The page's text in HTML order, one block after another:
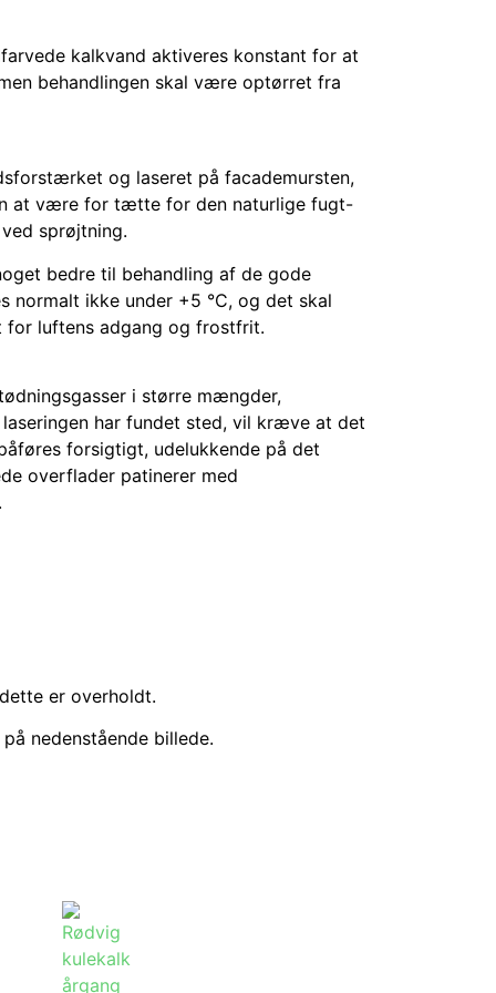
kalkvand aktiveres konstant for at
behandlingen skal være optørret fra
og laseret på facademursten,
at være for tætte for den naturlige fugt-
sprøjtning.
bedre til behandling af de gode
ikke under +5 °C, og det skal
for luftens adgang og frostfrit.
i større mængder,
har fundet sted, vil kræve at det
forsigtigt, udelukkende på det
overflader patinerer med
er overholdt.
nedenstående billede.